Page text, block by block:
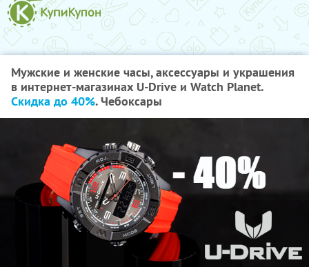
Мужские и женские часы, аксессуары и украшения
в интернет-магазинах U-Drive и Watch Planet.
Скидка до 40%. Чебоксары